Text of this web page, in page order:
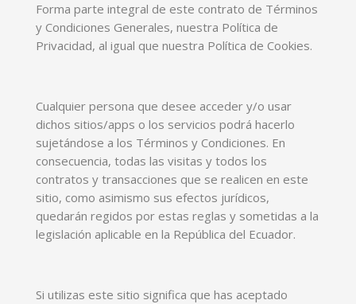
Forma parte integral de este contrato de Términos
y Condiciones Generales, nuestra Política de
Privacidad, al igual que nuestra Política de Cookies.
Cualquier persona que desee acceder y/o usar
dichos sitios/apps o los servicios podrá hacerlo
sujetándose a los Términos y Condiciones. En
consecuencia, todas las visitas y todos los
contratos y transacciones que se realicen en este
sitio, como asimismo sus efectos jurídicos,
quedarán regidos por estas reglas y sometidas a la
legislación aplicable en la República del Ecuador.
Si utilizas este sitio significa que has aceptado